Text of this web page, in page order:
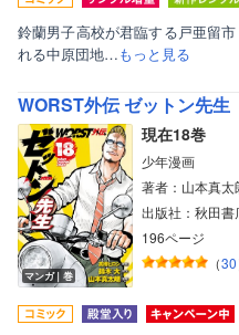
鈴蘭男子高校が君臨する戸亜留
れる中原団地…もっと見る
WORST外伝 ゼットン先生
マンガ｜巻
現在18巻
少年漫画
著者：山本真太
出版社：秋田書
196ページ
（30